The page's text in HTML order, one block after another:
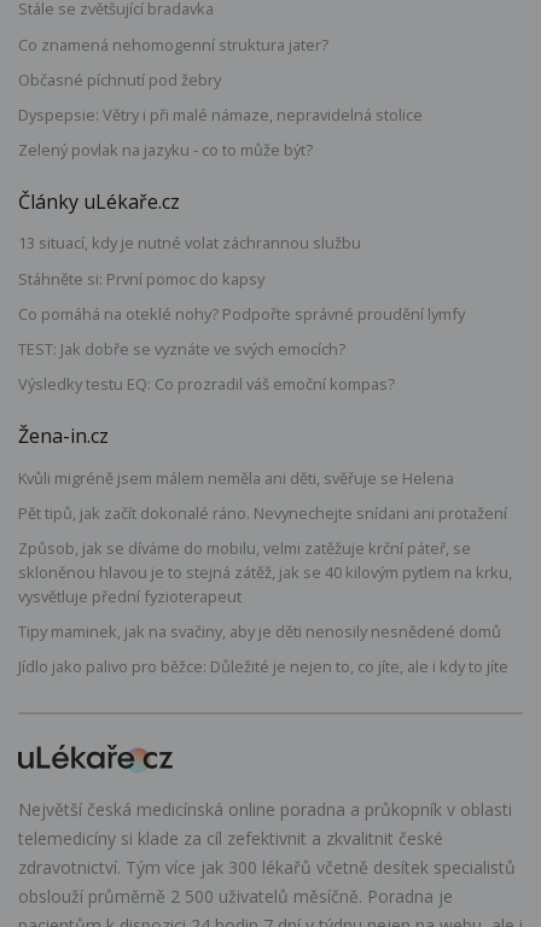
Stále se zvětšující bradavka
Co znamená nehomogenní struktura jater?
Občasné píchnutí pod žebry
Dyspepsie: Větry i při malé námaze, nepravidelná stolice
Zelený povlak na jazyku - co to může být?
Články uLékaře.cz
13 situací, kdy je nutné volat záchrannou službu
Stáhněte si: První pomoc do kapsy
Co pomáhá na oteklé nohy? Podpořte správné proudění lymfy
TEST: Jak dobře se vyznáte ve svých emocích?
Výsledky testu EQ: Co prozradil váš emoční kompas?
Žena-in.cz
Kvůli migréně jsem málem neměla ani děti, svěřuje se Helena
Pět tipů, jak začít dokonalé ráno. Nevynechejte snídani ani protažení
Způsob, jak se díváme do mobilu, velmi zatěžuje krční páteř, se
skloněnou hlavou je to stejná zátěž, jak se 40 kilovým pytlem na krku,
vysvětluje přední fyzioterapeut
Tipy maminek, jak na svačiny, aby je děti nenosily nesnědené domů
Jídlo jako palivo pro běžce: Důležité je nejen to, co jíte, ale i kdy to jíte
Největší česká medicínská online poradna a průkopník v oblasti
telemedicíny si klade za cíl zefektivnit a zkvalitnit české
zdravotnictví. Tým více jak 300 lékařů včetně desítek specialistů
obslouží průměrně 2 500 uživatelů měsíčně. Poradna je